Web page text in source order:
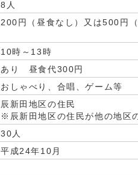
8人
200円（昼食なし）又は500円（
10時～13時
あり 昼食代300円
おしゃべり、合唱、ゲーム等
辰新田地区の住民
※辰新田地区の住民が他の地区
30人
平成24年10月